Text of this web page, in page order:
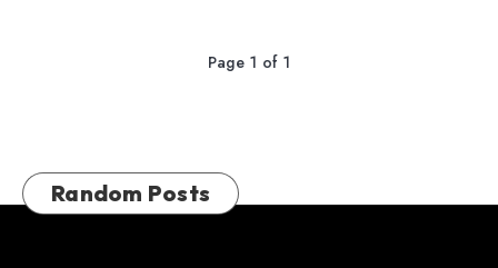
Page 1 of 1
Random Posts